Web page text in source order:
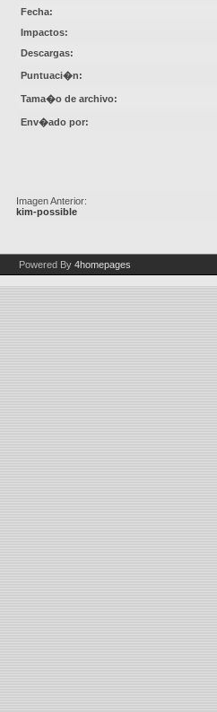
Fecha:
Impactos:
Descargas:
Puntuaci�n:
Tama�o de archivo:
Env�ado por:
Imagen Anterior:
kim-possible
Powered By 4homepages